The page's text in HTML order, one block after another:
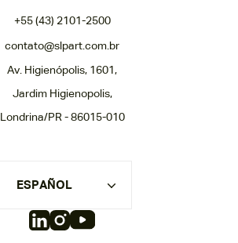
+55 (43) 2101-2500
contato@slpart.com.br
Av. Higienópolis, 1601,
Jardim Higienopolis,
Londrina/PR - 86015-010
ESPAÑOL